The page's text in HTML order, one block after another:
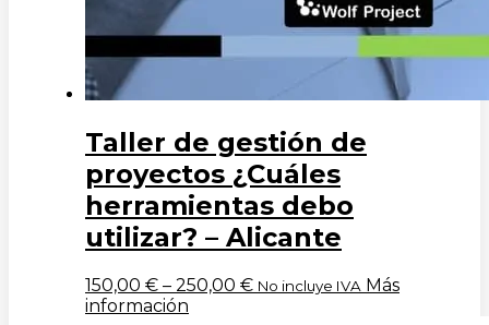
Taller de gestión de
proyectos ¿Cuáles
herramientas debo
utilizar? – Alicante
150,00 € – 250,00 € No incluye IVA Más
información